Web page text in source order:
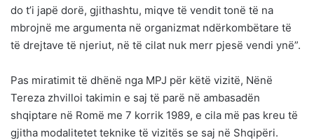
do t’i japë dorë, gjithashtu, miqve të vendit tonë të na
mbrojnë me argumenta në organizmat ndërkombëtare të
të drejtave të njeriut, në të cilat nuk merr pjesë vendi ynë”.
Pas miratimit të dhënë nga MPJ për këtë vizitë, Nënë
Tereza zhvilloi takimin e saj të parë në ambasadën
shqiptare në Romë me 7 korrik 1989, e cila më pas kreu të
gjitha modalitetet teknike të vizitës se saj në Shqipëri.